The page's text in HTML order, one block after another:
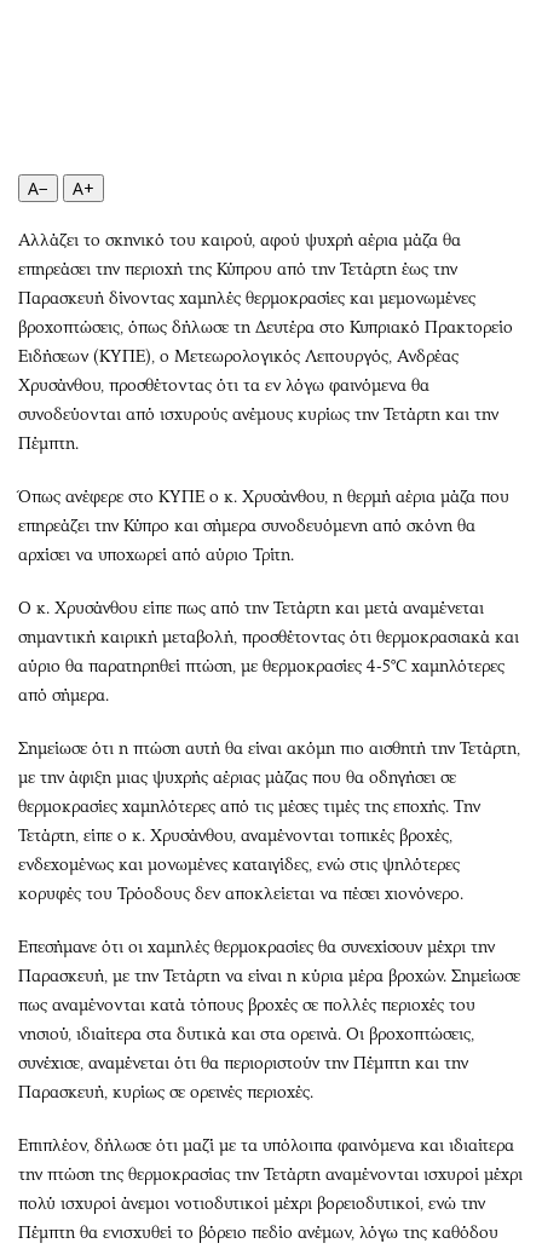
Σινεμά
Μουσική
Εικαστικά
Βιβλίο
Χειρόγραφα
Uncut
Προσφορές
Προσωπικότητες στην ''Κ''
Επιστολές
A− A+
Αλλάζει το σκηνικό του καιρού, αφού ψυχρή αέρια μάζα θα
επηρεάσει την περιοχή της Κύπρου από την Τετάρτη έως την
Παρασκευή δίνοντας χαμηλές θερμοκρασίες και μεμονωμένες
βροχοπτώσεις, όπως δήλωσε τη Δευτέρα στο Κυπριακό Πρακτορείο
Ειδήσεων (ΚΥΠΕ), ο Μετεωρολογικός Λειτουργός, Ανδρέας
Χρυσάνθου, προσθέτοντας ότι τα εν λόγω φαινόμενα θα
συνοδεύονται από ισχυρούς ανέμους κυρίως την Τετάρτη και την
Πέμπτη.
Όπως ανέφερε στο ΚΥΠΕ ο κ. Χρυσάνθου, η θερμή αέρια μάζα που
επηρεάζει την Κύπρο και σήμερα συνοδευόμενη από σκόνη θα
αρχίσει να υποχωρεί από αύριο Τρίτη.
Ο κ. Χρυσάνθου είπε πως από την Τετάρτη και μετά αναμένεται
σημαντική καιρική μεταβολή, προσθέτοντας ότι θερμοκρασιακά και
αύριο θα παρατηρηθεί πτώση, με θερμοκρασίες 4-5°C χαμηλότερες
από σήμερα.
Σημείωσε ότι η πτώση αυτή θα είναι ακόμη πιο αισθητή την Τετάρτη,
με την άφιξη μιας ψυχρής αέριας μάζας που θα οδηγήσει σε
θερμοκρασίες χαμηλότερες από τις μέσες τιμές της εποχής. Την
Τετάρτη, είπε ο κ. Χρυσάνθου, αναμένονται τοπικές βροχές,
ενδεχομένως και μονωμένες καταιγίδες, ενώ στις ψηλότερες
κορυφές του Τρόοδους δεν αποκλείεται να πέσει χιονόνερο.
Επεσήμανε ότι οι χαμηλές θερμοκρασίες θα συνεχίσουν μέχρι την
Παρασκευή, με την Τετάρτη να είναι η κύρια μέρα βροχών. Σημείωσε
πως αναμένονται κατά τόπους βροχές σε πολλές περιοχές του
νησιού, ιδιαίτερα στα δυτικά και στα ορεινά. Οι βροχοπτώσεις,
συνέχισε, αναμένεται ότι θα περιοριστούν την Πέμπτη και την
Παρασκευή, κυρίως σε ορεινές περιοχές.
Επιπλέον, δήλωσε ότι μαζί με τα υπόλοιπα φαινόμενα και ιδιαίτερα
την πτώση της θερμοκρασίας την Τετάρτη αναμένονται ισχυροί μέχρι
πολύ ισχυροί άνεμοι νοτιοδυτικοί μέχρι βορειοδυτικοί, ενώ την
Πέμπτη θα ενισχυθεί το βόρειο πεδίο ανέμων, λόγω της καθόδου